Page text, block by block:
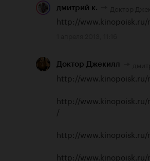
дмитрий к.
http://www.kinopoisk.ru/
Доктор Джекилл
http://www.kinopoisk.ru/
http://www.kinopoisk.ru/
/
http://www.kinopoisk.ru/
http://www.kinopoisk.ru/